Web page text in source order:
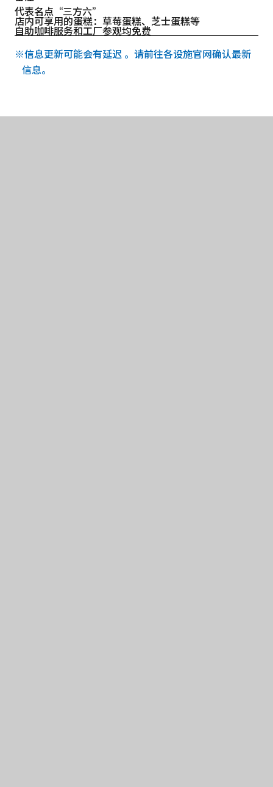
代表名点“三方六”
店内可享用的蛋糕：草莓蛋糕、芝士蛋糕等
自助咖啡服务和工厂参观均免费
※信息更新可能会有延迟 。请前往各设施官网确认最新
信息。